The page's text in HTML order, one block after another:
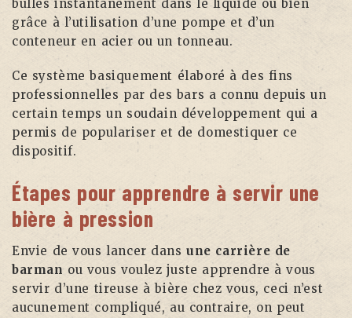
bulles instantanément dans le liquide ou bien
grâce à l’utilisation d’une pompe et d’un
conteneur en acier ou un tonneau.
Ce système basiquement élaboré à des fins
professionnelles par des bars a connu depuis un
certain temps un soudain développement qui a
permis de populariser et de domestiquer ce
dispositif.
Étapes pour apprendre à servir une
bière à pression
Envie de vous lancer dansune carrière de
barmanou vous voulez juste apprendre à vous
servir d’une tireuse à bière chez vous, ceci n’est
aucunement compliqué, au contraire, on peut